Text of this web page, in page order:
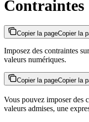
Contraintes
Copier la pageCopier la
Imposez des contraintes
valeurs numériques.
Copier la pageCopier la
Vous pouvez imposer des
valeurs admises, une